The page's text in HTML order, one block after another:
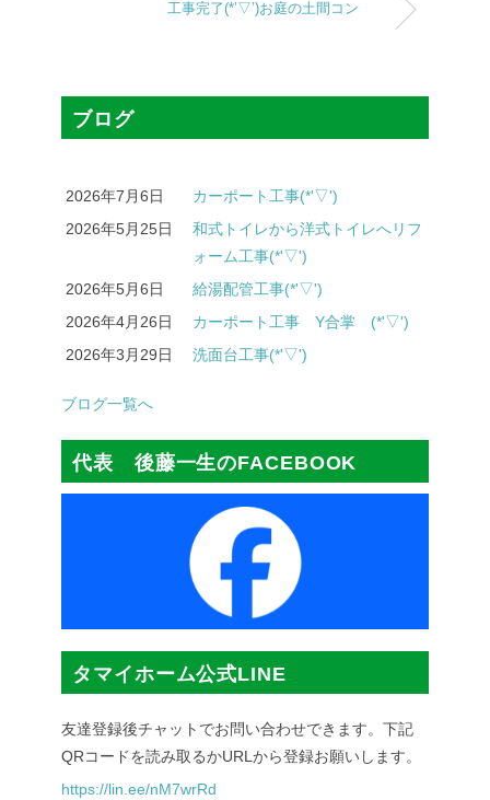
工事完了(*’▽’)お庭の土間コン
ブログ
2026年7月6日
カーポート工事(*'▽')
2026年5月25日
和式トイレから洋式トイレへリフ
ォーム工事(*'▽')
2026年5月6日
給湯配管工事(*'▽')
2026年4月26日
カーポート工事 Y合掌 (*'▽')
2026年3月29日
洗面台工事(*'▽')
ブログ一覧へ
代表 後藤一生のFACEBOOK
タマイホーム公式LINE
友達登録後チャットでお問い合わせできます。下記
QRコードを読み取るかURLから登録お願いします。
https://lin.ee/nM7wrRd